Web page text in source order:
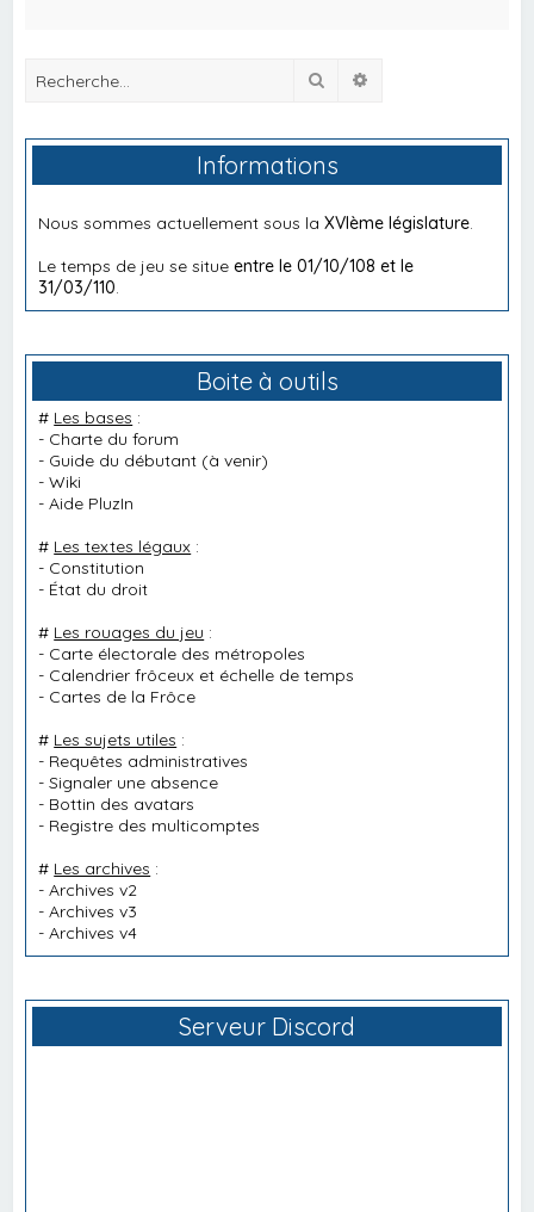
Rechercher
Informations
Nous sommes actuellement sous laXVIème législature.
Le temps de jeu se situeentre le 01/10/108 et le
31/03/110.
Boite à outils
# Les bases :
- Charte du forum
- Guide du débutant (à venir)
-Wiki
-Aide PluzIn
# Les textes légaux :
- Constitution
- État du droit
# Les rouages du jeu :
- Carte électorale des métropoles
- Calendrier frôceux et échelle de temps
- Cartes de la Frôce
# Les sujets utiles :
- Requêtes administratives
-Signaler une absence
- Bottin des avatars
- Registre des multicomptes
# Les archives :
-Archives v2
-Archives v3
-Archives v4
Serveur Discord